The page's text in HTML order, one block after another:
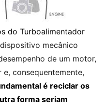
do Turboalimentador
mecânico
de um motor,
consequentemente,
é reciclar os
forma seriam